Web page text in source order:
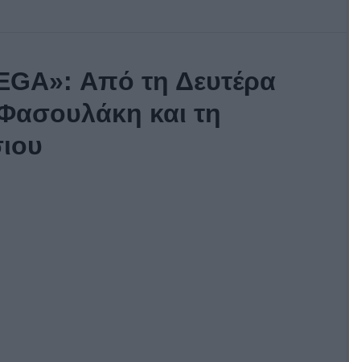
Από τη Δευτέρα
και τη